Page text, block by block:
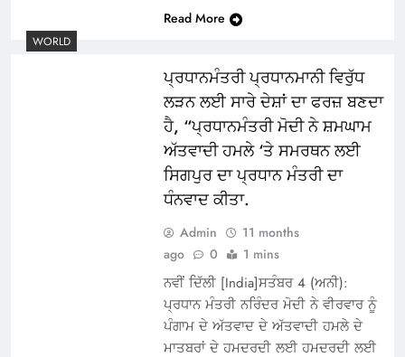
Read More
WORLD
ਪ੍ਰਧਾਨਮੰਤਰੀ ਪ੍ਰਧਾਨਮਾਨੀ ਵਿਰੁੱਧ
ਲੜਨ ਲਈ ਸਾਰੇ ਦੇਸ਼ਾਂ ਦਾ ਫਰਜ਼ ਬਣਦਾ
ਹੈ, “ਪ੍ਰਧਾਨਮੰਤਰੀ ਮੋਦੀ ਨੇ ਸ਼ਮਘਾਮ
ਅੱਤਵਾਦੀ ਹਮਲੇ ‘ਤੇ ਸਮਰਥਨ ਲਈ
ਸਿਗਪੁਰ ਦਾ ਪ੍ਰਧਾਨ ਮੰਤਰੀ ਦਾ
ਧੰਨਵਾਦ ਕੀਤਾ.
Admin
11 months
ago
0 1 mins
ਨਵੀਂ ਦਿੱਲੀ [India]ਸਤੰਬਰ 4 (ਅਨੀ):
ਪ੍ਰਧਾਨ ਮੰਤਰੀ ਨਰਿੰਦਰ ਮੋਦੀ ਨੇ ਵੀਰਵਾਰ ਨੂੰ
ਪੰਗਾਮ ਦੇ ਅੱਤਵਾਦ ਦੇ ਅੱਤਵਾਦੀ ਹਮਲੇ ਦੇ
ਮਾਤਬਰਾਂ ਦੇ ਹਮਦਰਦੀ ਲਈ ਹਮਦਰਦੀ ਲਈ